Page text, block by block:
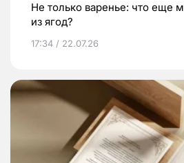
Не только варенье: что еще
из ягод?
17:34 / 22.07.26